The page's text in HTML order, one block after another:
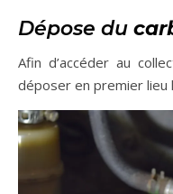
Dépose du
Afin d’accéder au
déposer en premier